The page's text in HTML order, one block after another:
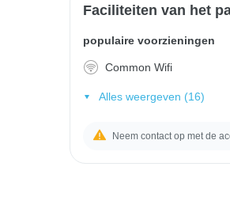
Faciliteiten van het
populaire voorzieningen
Common Wifi
Alles weergeven (16)
Neem contact op met de